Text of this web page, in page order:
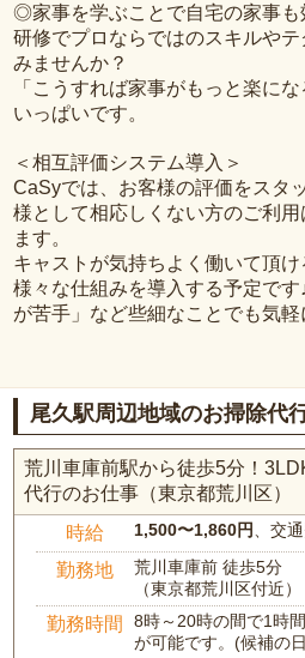
◎家事を学ぶことで自宅の家事
研修でプロならではのスキルや
みませんか？
「こうすれば家事がもっと楽に
いっぱいです。
＜相互評価システム導入＞
CaSyでは、お客様の評価をスタ
様として相応しくない方のご利
ます。
キャストが気持ちよく働いて頂
様々な仕組みを導入する予定で
が苦手」など些細なことでも気軽
尾久駅周辺地域のお掃除代
荒川車庫前駅から徒歩5分！
代行のお仕事（東京都荒川区）
時給 1,500〜1,860円、交
勤務地
荒川車庫前 徒歩5分
（東京都荒川区付近）
勤務時間
8時～20時の間で1時
が可能です。(候補の